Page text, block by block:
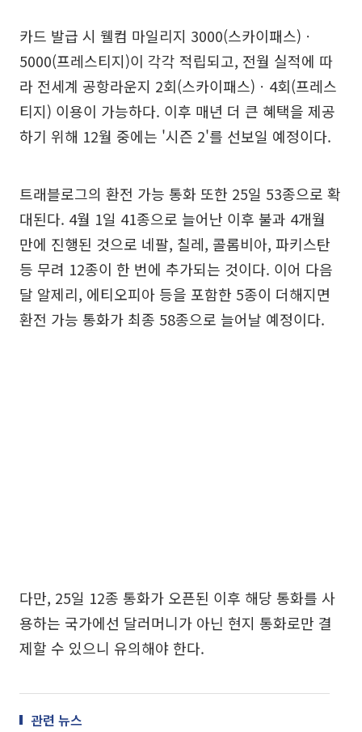
카드 발급 시 웰컴 마일리지 3000(스카이패스)ㆍ
5000(프레스티지)이 각각 적립되고, 전월 실적에 따
라 전세계 공항라운지 2회(스카이패스)ㆍ4회(프레스
티지) 이용이 가능하다. 이후 매년 더 큰 혜택을 제공
하기 위해 12월 중에는 '시즌 2'를 선보일 예정이다.
트래블로그의 환전 가능 통화 또한 25일 53종으로 확
대된다. 4월 1일 41종으로 늘어난 이후 불과 4개월
만에 진행된 것으로 네팔, 칠레, 콜롬비아, 파키스탄
등 무려 12종이 한 번에 추가되는 것이다. 이어 다음
달 알제리, 에티오피아 등을 포함한 5종이 더해지면
환전 가능 통화가 최종 58종으로 늘어날 예정이다.
다만, 25일 12종 통화가 오픈된 이후 해당 통화를 사
용하는 국가에선 달러머니가 아닌 현지 통화로만 결
제할 수 있으니 유의해야 한다.
관련 뉴스